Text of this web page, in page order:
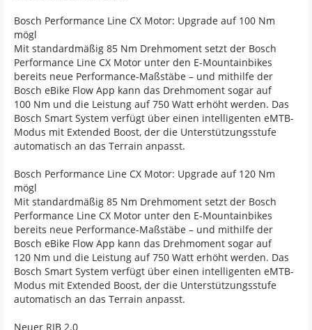
Bosch Performance Line CX Motor: Upgrade auf 100 Nm
mögl
Mit standardmäßig 85 Nm Drehmoment setzt der Bosch
Performance Line CX Motor unter den E-Mountainbikes
bereits neue Performance-Maßstäbe – und mithilfe der
Bosch eBike Flow App kann das Drehmoment sogar auf
100 Nm und die Leistung auf 750 Watt erhöht werden. Das
Bosch Smart System verfügt über einen intelligenten eMTB-
Modus mit Extended Boost, der die Unterstützungsstufe
automatisch an das Terrain anpasst.
Bosch Performance Line CX Motor: Upgrade auf 120 Nm
mögl
Mit standardmäßig 85 Nm Drehmoment setzt der Bosch
Performance Line CX Motor unter den E-Mountainbikes
bereits neue Performance-Maßstäbe – und mithilfe der
Bosch eBike Flow App kann das Drehmoment sogar auf
120 Nm und die Leistung auf 750 Watt erhöht werden. Das
Bosch Smart System verfügt über einen intelligenten eMTB-
Modus mit Extended Boost, der die Unterstützungsstufe
automatisch an das Terrain anpasst.
Neuer RIB 2.0